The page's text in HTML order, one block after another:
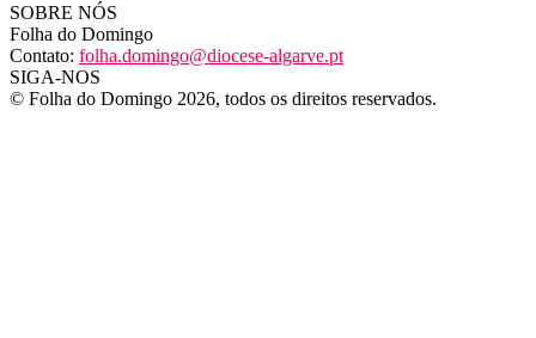
SOBRE NÓS
Folha do Domingo
Contato: folha.domingo@diocese-algarve.pt
SIGA-NOS
© Folha do Domingo 2026, todos os direitos reservados.